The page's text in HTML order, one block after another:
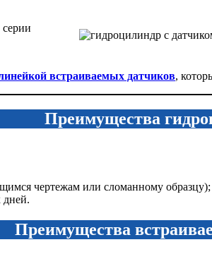
встраиваемых датчиков,
Преимущества
чертежам или сломанному образцу);
дней.
Преимущества